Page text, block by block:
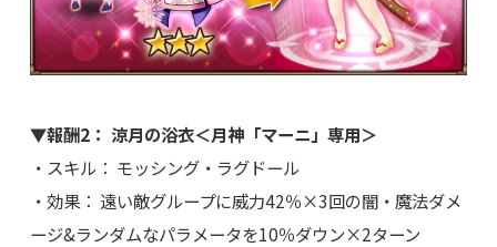
▼報酬2： 涼月の浴衣＜月神「マーニ」専用＞
・スキル： モッシング・ラグドール
・効果： 遠い敵グループに威力42％×3回の闇・魔法ダメ
ージ&ランダムなパラメータを10％ダウン×2ターン